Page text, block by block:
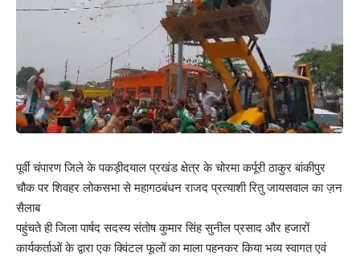
पूर्वी चंपारण जिले के पकड़ीदयाल प्रखंड क्षेत्र के चोरमा कर्पूरी ठाकुर बांकीपुर
चौक पर शिवहर लोकसभा से महागठबंधन राजद प्रत्याशी रितु जायसवाल का ज़न
सैलाब
पहुंचते ही जिला पार्षद सदस्य संतोष कुमार सिंह सुनील प्रसाद और हजारों
कार्यकर्ताओं के द्वारा एक क्विंटल फूलों का माला पहनकर किया भव्य स्वागत एवं